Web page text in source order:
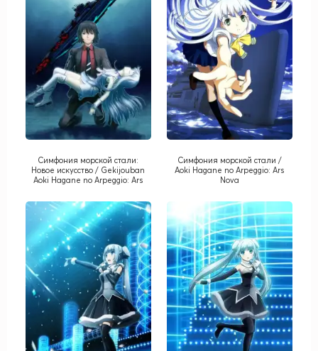
Симфония морской стали:
Новое искусство / Gekijouban
Aoki Hagane no Arpeggio: Ars
Симфония морской стали /
Aoki Hagane no Arpeggio: Ars
Nova